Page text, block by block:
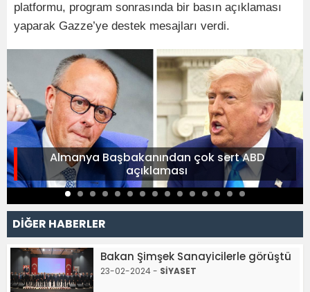
platformu, program sonrasında bir basın açıklaması
yaparak Gazze’ye destek mesajları verdi.
Almanya Başbakanından çok sert ABD
açıklaması
DİĞER HABERLER
Bakan Şimşek Sanayicilerle görüştü
23-02-2024 - SİYASET